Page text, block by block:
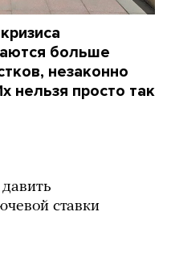
больше
незаконно
нельзя просто так
ставки